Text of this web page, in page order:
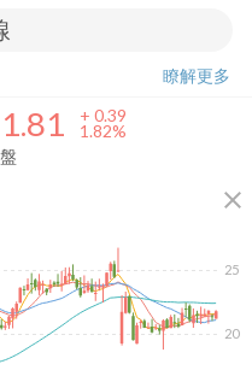
瞭解更多
+ 0.39
1.82%
close
20
25